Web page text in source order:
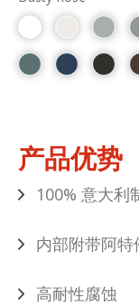
产品优势
100% 意大利
内部附带阿特
高耐性腐蚀